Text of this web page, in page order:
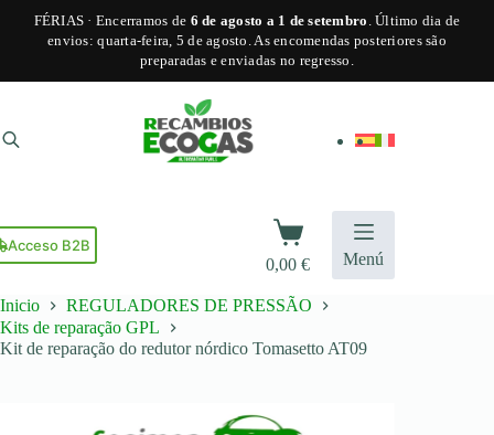
FÉRIAS · Encerramos de 6 de agosto a 1 de setembro . Último dia de
envios: quarta-feira, 5 de agosto. As encomendas posteriores são
preparadas e enviadas no regresso.
o
conteúdo
Acceso B2B
Carrinho
de
compras
0,00€ Menú
Inicio
REGULADORES DE PRESSÃO
Kits de reparação GPL
Kit de reparação do redutor nórdico Tomasetto AT09